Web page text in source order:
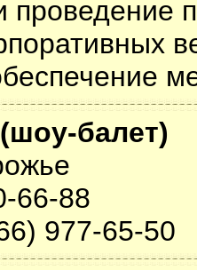
проведение
балет)
66-88
977-65-50